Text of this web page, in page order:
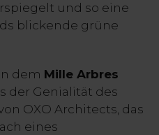
und so eine
blickende grüne
dem Mille Arbres
der Genialität des
OXO Architects, das
eines